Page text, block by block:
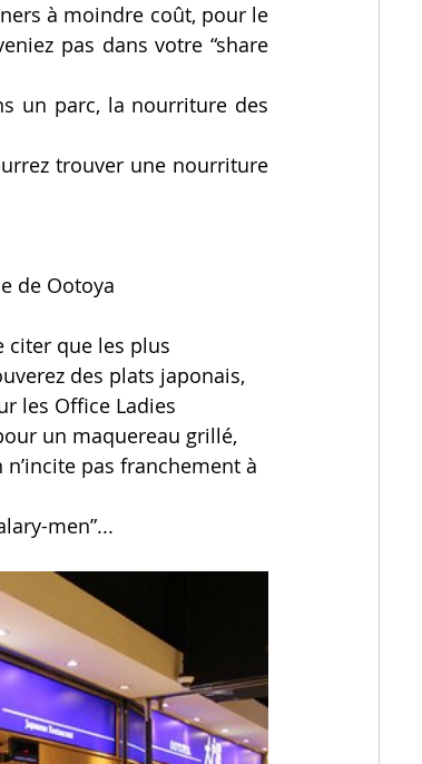
à moindre coût, pour le
pas dans votre “share
un parc, la nourriture des
trouver une nourriture
de Ootoya
citer que les plus
des plats japonais,
les Office Ladies
un maquereau grillé,
pas franchement à
men”...